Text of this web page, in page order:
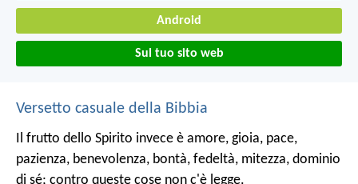
Android
Sul tuo sito web
Versetto casuale della Bibbia
Il frutto dello Spirito invece è amore, gioia, pace,
pazienza, benevolenza, bontà, fedeltà, mitezza, dominio
di sé; contro queste cose non c'è legge.